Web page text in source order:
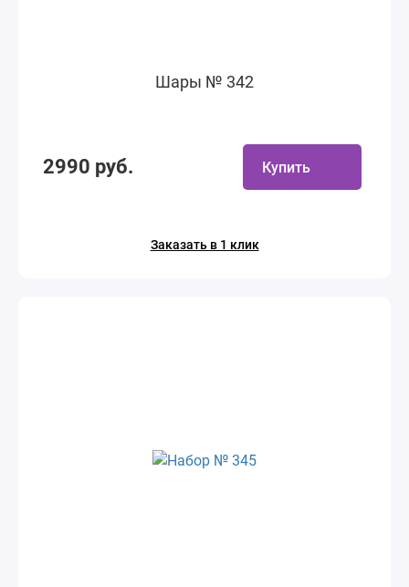
Шары № 342
2990 руб. Купить
Заказать в 1 клик